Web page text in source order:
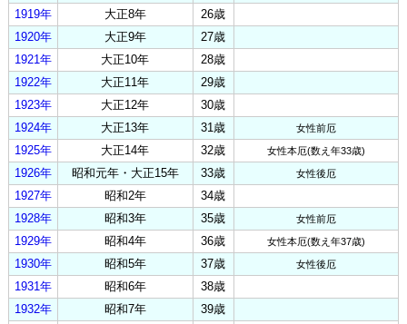
1919年 大正8年
26歳
1920年
大正9年
27歳
1921年
大正10年
28歳
1922年
大正11年
29歳
1923年
大正12年
30歳
1924年
大正13年 31歳 女性前厄
1925年 大正14年 32歳 女性本厄(数え年33歳)
1926年 昭和元年・大正15年 33歳 女性後厄
1927年 昭和2年
34歳
1928年
昭和3年 35歳 女性前厄
1929年 昭和4年 36歳 女性本厄(数え年37歳)
1930年 昭和5年 37歳 女性後厄
1931年 昭和6年
38歳
1932年
昭和7年
39歳